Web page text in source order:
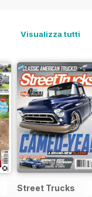
Visualizza tutti
Street Trucks